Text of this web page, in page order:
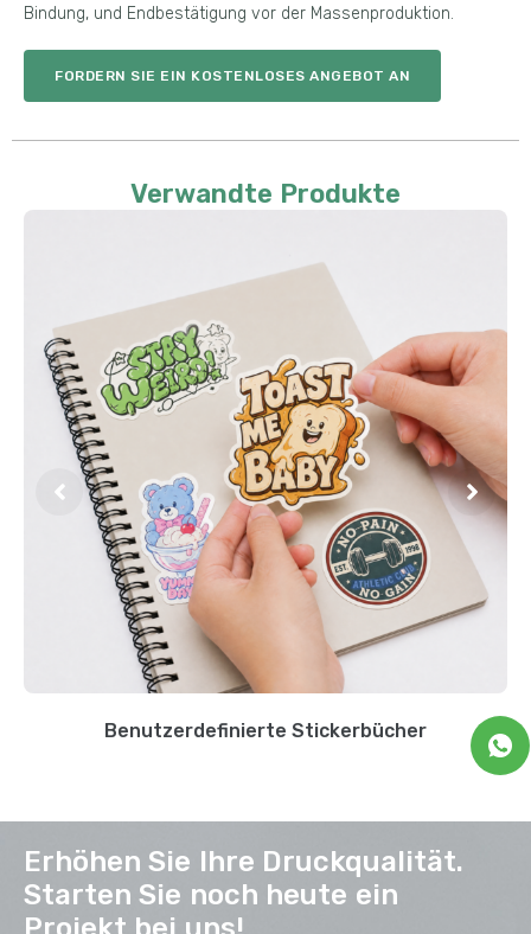
Bindung, und Endbestätigung vor der Massenproduktion.
FORDERN SIE EIN KOSTENLOSES ANGEBOT AN
Verwandte Produkte
Benutzerdefinierte Stickerbücher
Erhöhen Sie Ihre Druckqualität.
Starten Sie noch heute ein